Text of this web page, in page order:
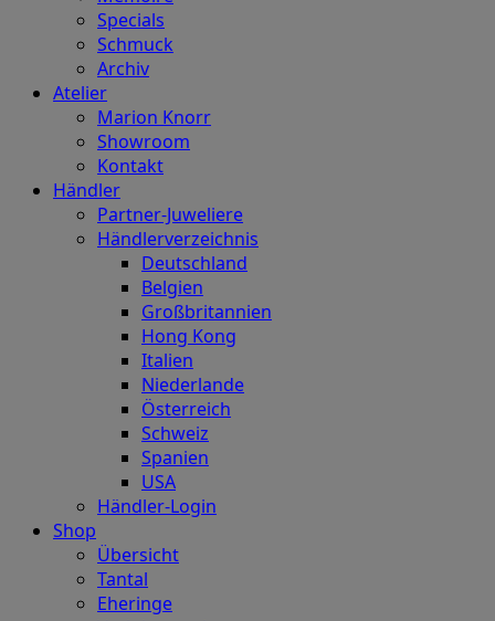
Specials
Schmuck
Archiv
Atelier
Marion Knorr
Showroom
Kontakt
Händler
Partner-Juweliere
Händlerverzeichnis
Deutschland
Belgien
Großbritannien
Hong Kong
Italien
Niederlande
Österreich
Schweiz
Spanien
USA
Händler-Login
Shop
Übersicht
Tantal
Eheringe